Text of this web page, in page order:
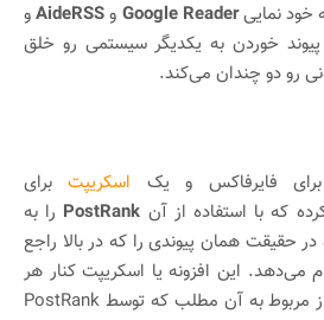
خود نماییGoogle Reader وAideRSSو
خوردن به یکدیگر سیستمی رو خلق
رو دو چندان می‌کند.
فایرفاکس و یک اسکریپتبرای
که با استفاده از آن PostRank را به
در حقیقت همان پیوندی را که در بالا راجع
می‌دهد. این افزونه یا اسکریپت کنار هر
آن مطلب که توسط PostRank